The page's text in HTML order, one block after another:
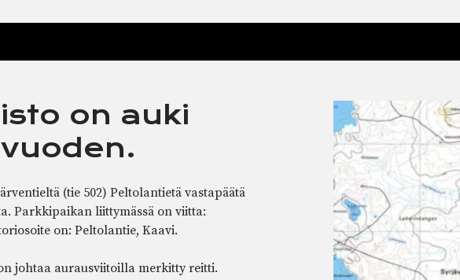
on auki
(tie 502) Peltolantietä vastapäätä
Parkkipaikan liittymässä on viitta:
on: Peltolantie, Kaavi.
johtaa aurausviitoilla merkitty reitti.